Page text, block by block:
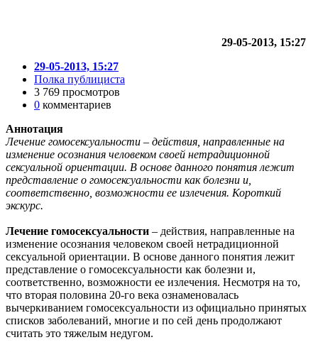
29-05-2013, 15:27
29-05-2013, 15:27
Полка публициста
3 769 просмотров
0 комментариев
Аннотация
Лечение гомосексуальности – действия, направленные на
изменение осознания человеком своей нетрадиционной
сексуальной ориентации. В основе данного понятия лежит
представление о гомосексуальности как болезни и,
соответственно, возможности ее излечения. Короткий
экскурс.
Лечение гомосексуальности – действия, направленные на
изменение осознания человеком своей нетрадиционной
сексуальной ориентации. В основе данного понятия лежит
представление о гомосексуальности как болезни и,
соответственно, возможности ее излечения. Несмотря на то,
что вторая половина 20-го века ознаменовалась
вычеркиванием гомосексуальности из официально принятых
списков заболеваний, многие и по сей день продолжают
считать это тяжелым недугом.